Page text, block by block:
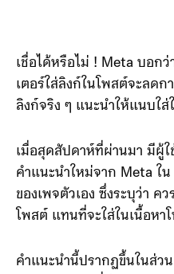
เชื่อได้หรือไม่ ! Meta บอก
เตอร์ใส่ลิงก์ในโพสต์จะลดก
ลิงก์จริง ๆ แนะนำให้แนบใ
เมื่อสุดสัปดาห์ที่ผ่านมา มีผู้
คำแนะนำใหม่จาก Meta ใ
ของเพจตัวเอง ซึ่งระบุว่า ค
โพสต์ แทนที่จะใส่ในเนื้อหา
คำแนะนำนี้ปรากฏขึ้นในส่ว